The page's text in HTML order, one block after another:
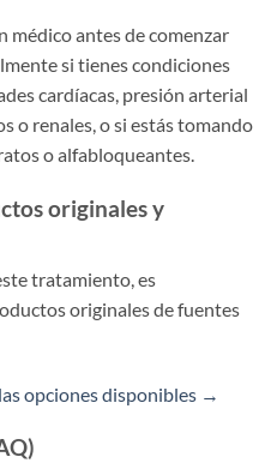
médico antes de comenzar
si tienes condiciones
cardíacas, presión arterial
o renales, o si estás tomando
o alfabloqueantes.
originales y
tratamiento, es
originales de fuentes
opciones disponibles →